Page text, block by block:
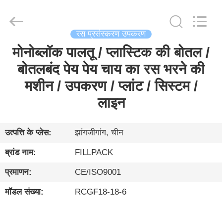
घर
उत्पादों
बारे
में
कारखाना
भ्रमण
PACK
Machinery
Rights
Reserved.
रस प्रसंस्करण उपकरण
मोनोब्लॉक पालतू / प्लास्टिक की बोतल /
बोतलबंद पेय पेय चाय का रस भरने की
मशीन / उपकरण / प्लांट / सिस्टम /
लाइन
उत्पत्ति के प्लेस: झांगजीगांग, चीन
ब्रांड नाम: FILLPACK
प्रमाणन: CE/ISO9001
मॉडल संख्या: RCGF18-18-6